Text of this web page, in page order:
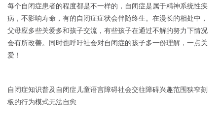
每个自闭症患者的程度都是不一样的，自闭症是属于精神系统性疾
病，不影响寿命，有的自闭症症状会伴随终生。在漫长的相处中，
父母应多些关爱多和孩子交流，有些孩子在通过不解的努力下情况
会有所改善。同时也呼吁社会对自闭症的孩子多一份理解，一点关
爱！
自闭症知识普及自闭症儿童语言障碍社会交往障碍兴趣范围狭窄刻
板的行为模式无法自愈